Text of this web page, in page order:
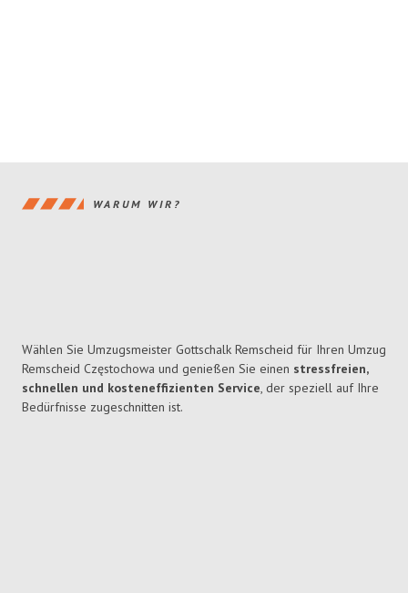
WARUM WIR?
Wählen Sie Umzugsmeister Gottschalk Remscheid für Ihren Umzug
Remscheid Częstochowa und genießen Sie einen stressfreien,
schnellen und kosteneffizienten Service, der speziell auf Ihre
Bedürfnisse zugeschnitten ist.